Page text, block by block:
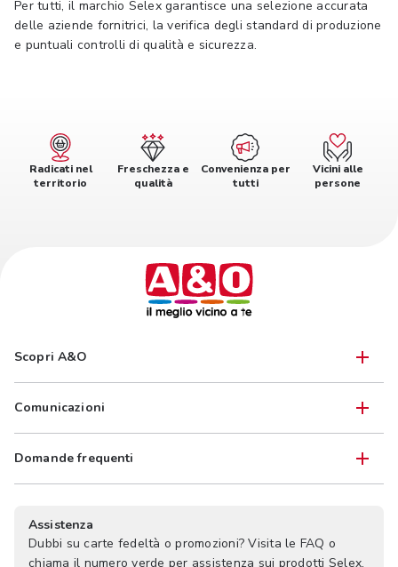
Per tutti, il marchio Selex garantisce una selezione accurata
delle aziende fornitrici, la verifica degli standard di produzione
e puntuali controlli di qualità e sicurezza.
Radicati nel
territorio
Freschezza e
qualità
Convenienza per
tutti
Vicini alle
persone
Scopri A&O
Comunicazioni
Domande frequenti
Assistenza
Dubbi su carte fedeltà o promozioni? Visita le FAQ o
chiama il numero verde per assistenza sui prodotti Selex.